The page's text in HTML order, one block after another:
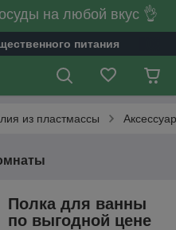
на любой вкус 👌
питания
из пластмассы
Полка для ванны
по выгодной цене